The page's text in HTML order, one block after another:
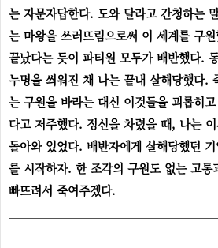
는 자문자답한다. 도와 달라고 간청하는
는 마왕을 쓰러뜨림으로써 이 세계를 구
끝났다는 듯이 파티원 모두가 배반했다.
누명을 씌워진 채 나는 끝내 살해당했다.
는 구원을 바라는 대신 이것들을 괴롭히
다고 저주했다. 정신을 차렸을 때, 나는
돌아와 있었다. 배반자에게 살해당했던
를 시작하자. 한 조각의 구원도 없는 고통
빠뜨려서 죽여주겠다.